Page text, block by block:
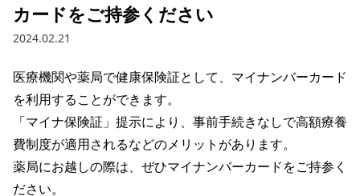
カードをご持参ください
2024.02.21
医療機関や薬局で健康保険証として、マイナンバーカード
を利用することができます。
「マイナ保険証」提示により、事前手続きなしで高額療養
費制度が適用されるなどのメリットがあります。
薬局にお越しの際は、ぜひマイナンバーカードをご持参く
ださい。